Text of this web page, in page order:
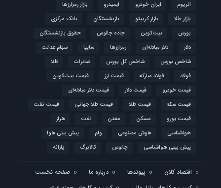
اتریوم ایران خودرو ایمیدرو
بازار رمزارزها
بازار طلا
بازار کریپتو بازنشستگان
بانک مرکزی
بورس
بیت‌کوین جاده چالوس
حقوق بازنشستگان
دلار
دلار مبادله‌ای رمزارزها سایپا
سهام عدالت
شاخص بورس
شاخص کل بورس صادرات
طلا
فولاد
فولاد مبارکه قیمت ارز
قیمت بیت‌کوین
قیمت خودرو
قیمت دلار
قیمت دلار مبادله‌ای
قیمت سکه
قیمت طلا قیمت طلا جهانی
قیمت نفت
قیمت یورو
مسکن معدن نفت
هراز
هواشناسی
هوش مصنوعی وام
پیش بینی هوا
پیش بینی هواشناسی
چالوس کالابرگ یارانه
اقتصاد کلان پیوندها درباره ما
صفحه نخست